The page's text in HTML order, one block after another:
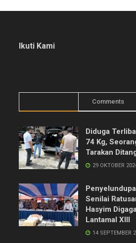
Ikuti Kami
Comments
Diduga
74 Kg,
Tarakan
29 OKTOBER
Senilai
Hasyim
Lantamal XIII
14 SEPTEMBER